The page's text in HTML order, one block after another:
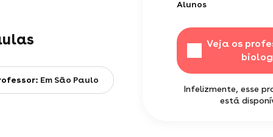
Alunos
Veja os
Infelizmente, esse
está
Em São Paulo